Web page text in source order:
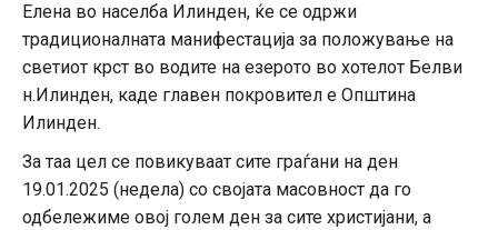
Елена во населба Илинден, ќе се одржи
традиционалната манифестација за положување на
светиот крст во водите на езерото во хотелот Белви
н.Илинден, каде главен покровител е Општина
Илинден.
За таа цел се повикуваат сите граѓани на ден
19.01.2025 (недела) со својата масовност да го
одбележиме овој голем ден за сите христијани, а